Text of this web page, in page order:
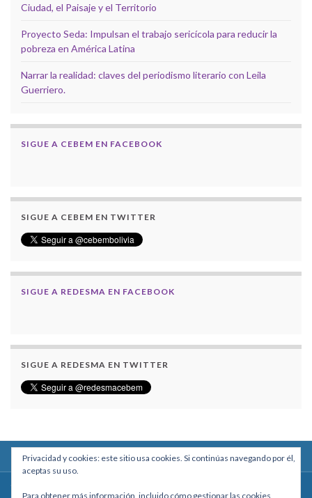
Ciudad, el Paisaje y el Territorio
Proyecto Seda: Impulsan el trabajo sericícola para reducir la
pobreza en América Latina
Narrar la realidad: claves del periodismo literario con Leila
Guerriero.
SIGUE A CEBEM EN FACEBOOK
SIGUE A CEBEM EN TWITTER
SIGUE A REDESMA EN FACEBOOK
SIGUE A REDESMA EN TWITTER
Privacidad y cookies: este sitio usa cookies. Si continúas navegando por él,
aceptas su uso.
Para obtener más información, incluido cómo gestionar las cookies,